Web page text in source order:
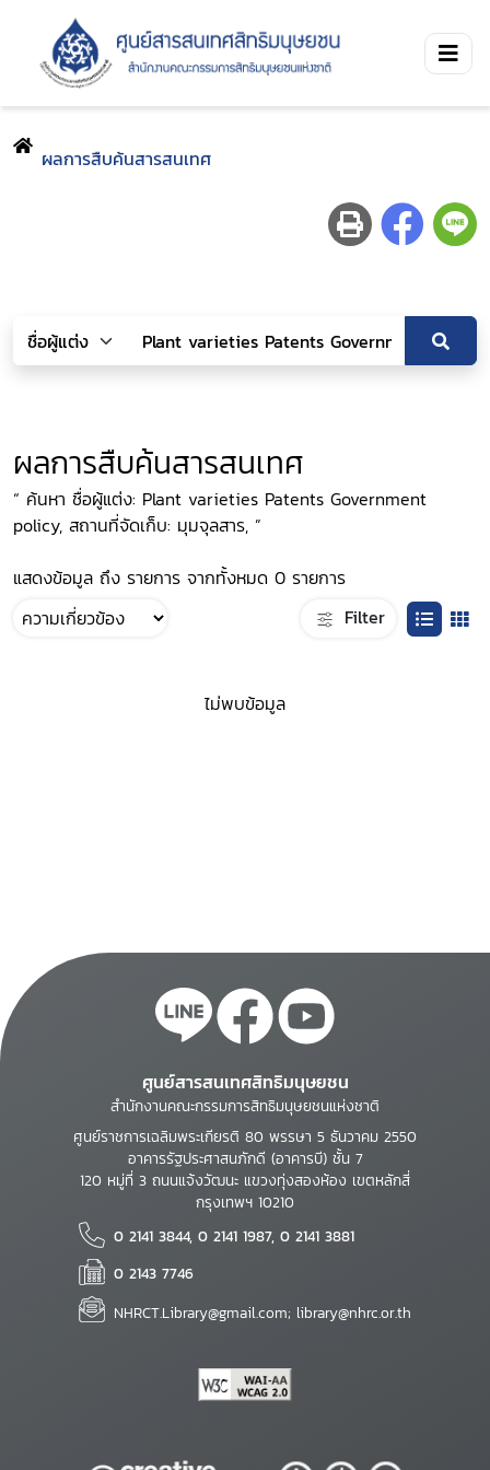
ผลการสืบค้นสารสนเทศ
ผลการสืบค้นสารสนเทศ
“ ค้นหา ชื่อผู้แต่ง: Plant varieties Patents Government
policy, สถานที่จัดเก็บ: มุมจุลสาร, ”
แสดงข้อมูล ถึง รายการ จากทั้งหมด 0 รายการ
Filter
ไม่พบข้อมูล
ศูนย์สารสนเทศสิทธิมนุษยชน
สำนักงานคณะกรรมการสิทธิมนุษยชนแห่งชาติ
ศูนย์ราชการเฉลิมพระเกียรติ 80 พรรษา 5 ธันวาคม 2550
อาคารรัฐประศาสนภักดี (อาคารบี) ชั้น 7
120 หมู่ที่ 3 ถนนแจ้งวัฒนะ แขวงทุ่งสองห้อง เขตหลักสี่
กรุงเทพฯ 10210
0 2141 3844, 0 2141 1987, 0 2141 3881
0 2143 7746
NHRCT.Library@gmail.com; library@nhrc.or.th